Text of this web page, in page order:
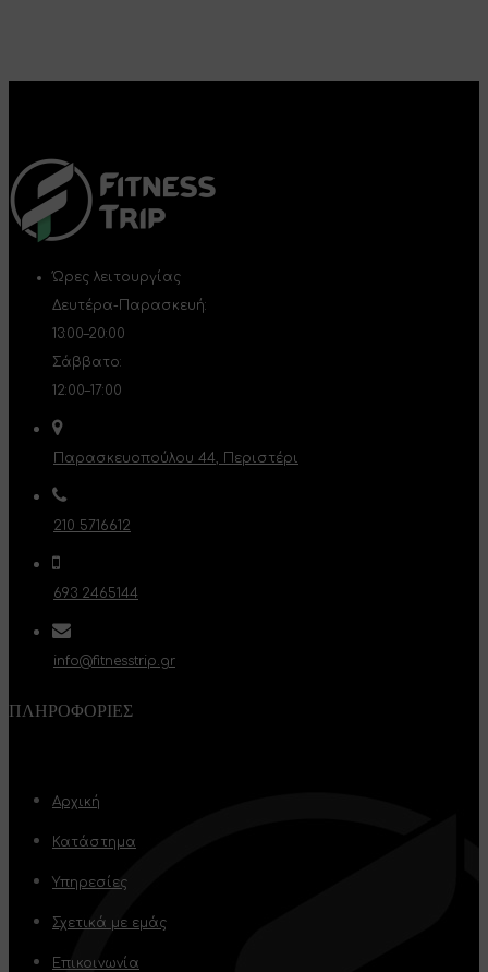
Ώρες λειτουργίας
Δευτέρα-Παρασκευή:
13:00–20:00
Σάββατο:
12:00–17:00
Παρασκευοπούλου 44, Περιστέρι
210 5716612
693 2465144
info@fitnesstrip.gr
ΠΛΗΡΟΦΟΡΊΕΣ
Αρχική
Κατάστημα
Υπηρεσίες
Σχετικά με εμάς
Επικοινωνία